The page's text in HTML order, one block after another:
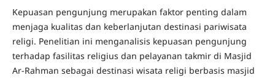
Kepuasan pengunjung merupakan faktor penting dalam
menjaga kualitas dan keberlanjutan destinasi pariwisata
religi. Penelitian ini menganalisis kepuasan pengunjung
terhadap fasilitas religius dan pelayanan takmir di Masjid
Ar-Rahman sebagai destinasi wisata religi berbasis masjid